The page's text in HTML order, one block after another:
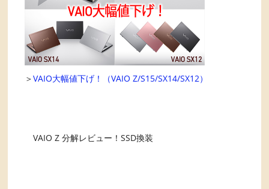
＞VAIO大幅値下げ！（VAIO Z/S15/SX14/SX12）
VAIO Z 分解レビュー！SSD換装